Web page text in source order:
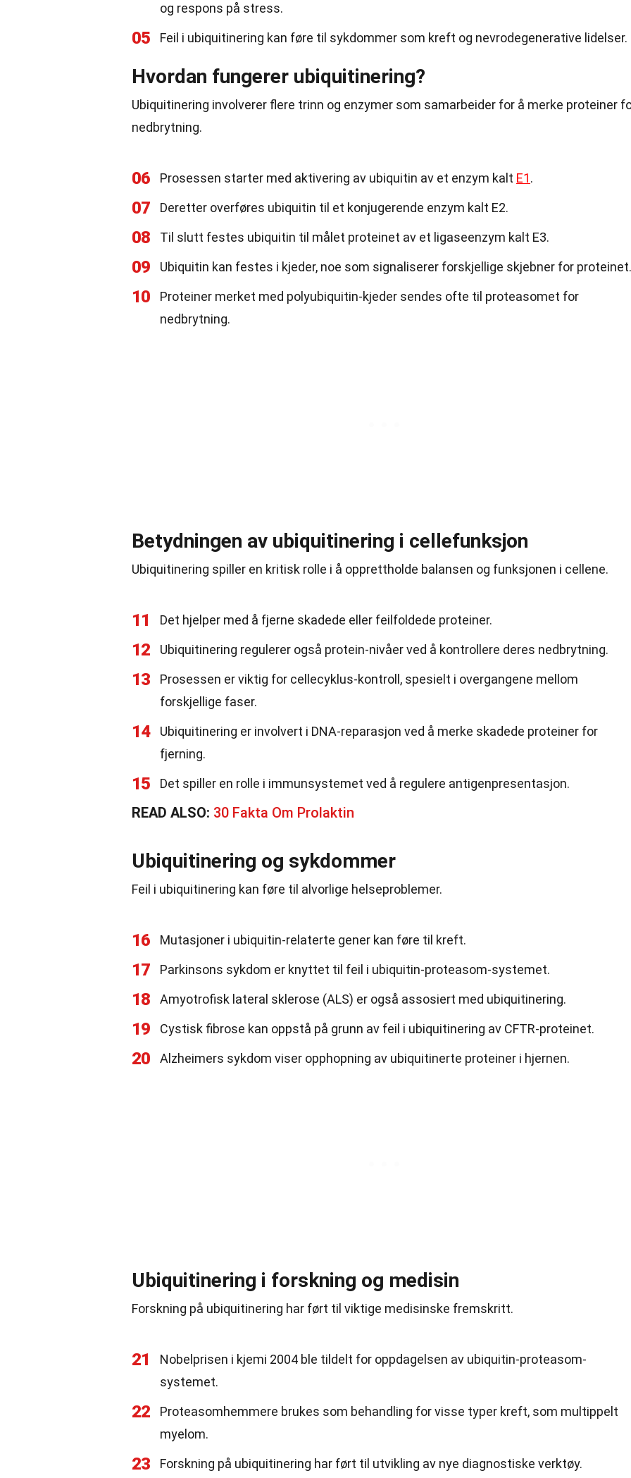
og respons på stress.
05 Feil i ubiquitinering kan føre til sykdommer som kreft og nevrodegenerative lidelser.
Hvordan fungerer ubiquitinering?
Ubiquitinering involverer flere trinn og enzymer som samarbeider for å merke proteiner
nedbrytning.
06 Prosessen starter med aktivering av ubiquitin av et enzym kalt E1.
07 Deretter overføres ubiquitin til et konjugerende enzym kalt E2.
08 Til slutt festes ubiquitin til målet proteinet av et ligaseenzym kalt E3.
09 Ubiquitin kan festes i kjeder, noe som signaliserer forskjellige skjebner for proteinet.
10
Proteiner merket med polyubiquitin-kjeder sendes ofte til proteasomet for
nedbrytning.
Betydningen av ubiquitinering i cellefunksjon
Ubiquitinering spiller en kritisk rolle i å opprettholde balansen og funksjonen i cellene.
11 Det hjelper med å fjerne skadede eller feilfoldede proteiner.
12 Ubiquitinering regulerer også protein-nivåer ved å kontrollere deres nedbrytning.
13
Prosessen er viktig for cellecyklus-kontroll, spesielt i overgangene mellom
forskjellige faser.
14
Ubiquitinering er involvert i DNA-reparasjon ved å merke skadede proteiner for
fjerning.
15 Det spiller en rolle i immunsystemet ved å regulere antigenpresentasjon.
READ ALSO: 30 Fakta Om Prolaktin
Ubiquitinering og sykdommer
Feil i ubiquitinering kan føre til alvorlige helseproblemer.
16 Mutasjoner i ubiquitin-relaterte gener kan føre til kreft.
17 Parkinsons sykdom er knyttet til feil i ubiquitin-proteasom-systemet.
18 Amyotrofisk lateral sklerose (ALS) er også assosiert med ubiquitinering.
19 Cystisk fibrose kan oppstå på grunn av feil i ubiquitinering av CFTR-proteinet.
20 Alzheimers sykdom viser opphopning av ubiquitinerte proteiner i hjernen.
Ubiquitinering i forskning og medisin
Forskning på ubiquitinering har ført til viktige medisinske fremskritt.
21
Nobelprisen i kjemi 2004 ble tildelt for oppdagelsen av ubiquitin-proteasom-
systemet.
22
Proteasomhemmere brukes som behandling for visse typer kreft, som multippelt
myelom.
23 Forskning på ubiquitinering har ført til utvikling av nye diagnostiske verktøy.